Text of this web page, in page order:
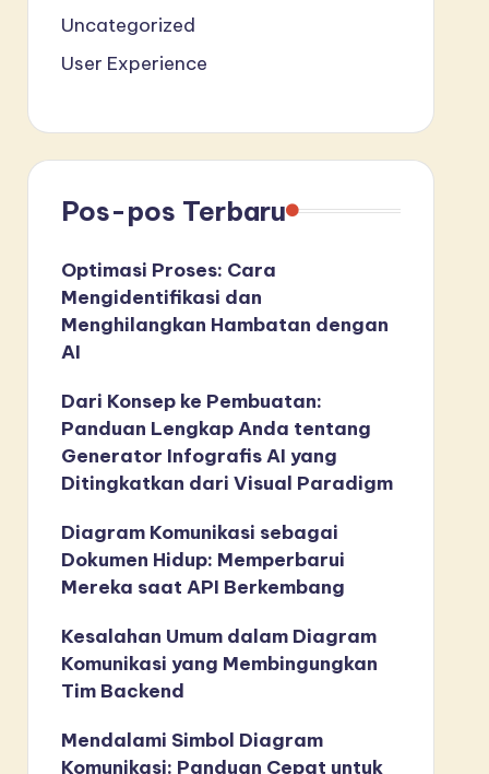
Uncategorized
User Experience
Pos-pos Terbaru
Optimasi Proses: Cara
Mengidentifikasi dan
Menghilangkan Hambatan dengan
AI
Dari Konsep ke Pembuatan:
Panduan Lengkap Anda tentang
Generator Infografis AI yang
Ditingkatkan dari Visual Paradigm
Diagram Komunikasi sebagai
Dokumen Hidup: Memperbarui
Mereka saat API Berkembang
Kesalahan Umum dalam Diagram
Komunikasi yang Membingungkan
Tim Backend
Mendalami Simbol Diagram
Komunikasi: Panduan Cepat untuk